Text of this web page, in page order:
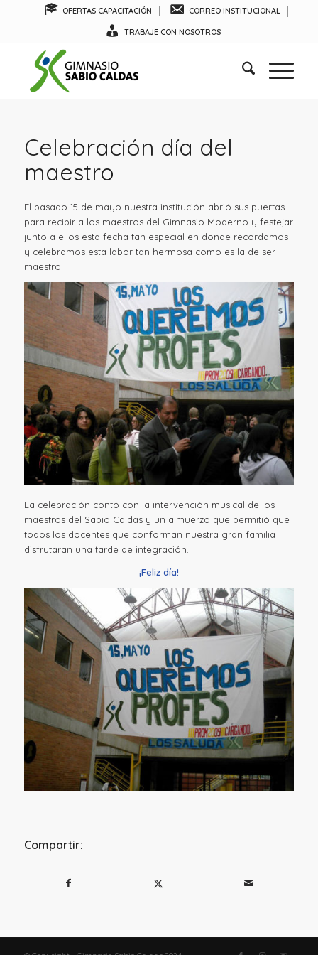
OFERTAS CAPACITACIÓN CORREO INSTITUCIONAL
TRABAJE CON NOSOTROS
Celebración día del
maestro
El pasado 15 de mayo nuestra institución abrió sus puertas
para recibir a los maestros del Gimnasio Moderno y festejar
junto a ellos esta fecha tan especial en donde recordamos
y celebramos esta labor tan hermosa como es la de ser
maestro.
La celebración contó con la intervención musical de los
maestros del Sabio Caldas y un almuerzo que permitió que
todos los docentes que conforman nuestra gran familia
disfrutaran una tarde de integración.
¡Feliz día!
Compartir: